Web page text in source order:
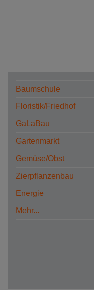
Baumschule
Floristik/Friedhof
GaLaBau
Gartenmarkt
Gemüse/Obst
Zierpflanzenbau
Energie
Mehr...